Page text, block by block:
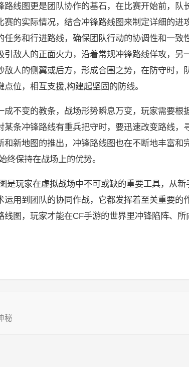
路线图更是团队协作的基石，在比赛开始前，队
赛的实际情况，结合冲锋路线图来制定详细的进
任务和行进路线，确保团队行动的协调性和一致
引敌人的正面火力，沿着常规冲锋路线佯攻，另
敌人的侧翼或后方，形成合围之势，在防守时，
点位，相互支援,构建起坚固的防线。
成不变的教条，战场形势瞬息万变，玩家需要根
某条冲锋路线有重兵把守时，要迅速改变路线，
和新地图的推出，冲锋路线图也在不断地丰富和
终保持在战场上的优势。
是玩家在虚拟战场中不可或缺的重要工具，从
运用到团队的协同作战，它都发挥着至关重要的
线图，玩家才能在CF手游的世界里冲锋陷阵、所
秘